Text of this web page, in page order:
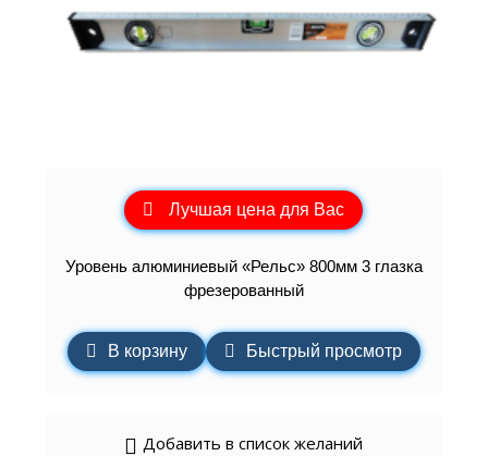
Лучшая цена для Вас
Уровень алюминиевый «Рельс» 800мм 3 глазка
фрезерованный
В корзину Быстрый просмотр
Добавить в список желаний